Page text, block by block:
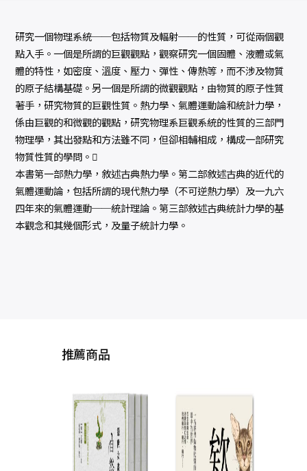
研究一個物理系統──包括物質及輻射──的性質，可從兩個觀
點入手。一個是所謂的巨觀觀點，觀察研究一個固體、液體或氣
體的特性，如密度、溫度、壓力、彈性、傳熱等，而不涉及物質
的原子結構基礎。另一個是所謂的微觀觀點，由物質的原子性質
著手，研究物質的巨觀性質。熱力學、氣體運動論和統計力學，
係由巨觀的和微觀的觀點，研究物理系巨觀系統的性質的三部門
物理學，其出發點和方法雖不同，但卻相輔相成，構成一部研究
物質性質的學問。
本書第一部熱力學，敘述古典熱力學。第二部敘述古典的近代的
氣體運動論，包括所謂的現代熱力學（不可逆熱力學）及一九六
四年來的氣體運動──統計理論。第三部敘述古典統計力學的基
本觀念和其幾個形式，及量子統計力學。
推薦商品
隱世女畫家的自然手
繪集：《金石昆蟲草
木狀》花果篇
文俶
NT$1,150
NT$909